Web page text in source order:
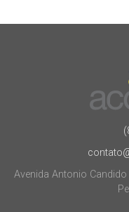
Avenida Antonio